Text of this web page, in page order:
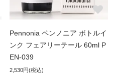
Pennonia ペンノニア ボトルイ
ンク フェアリーテール 60ml P
EN-039
2,530円(税込)